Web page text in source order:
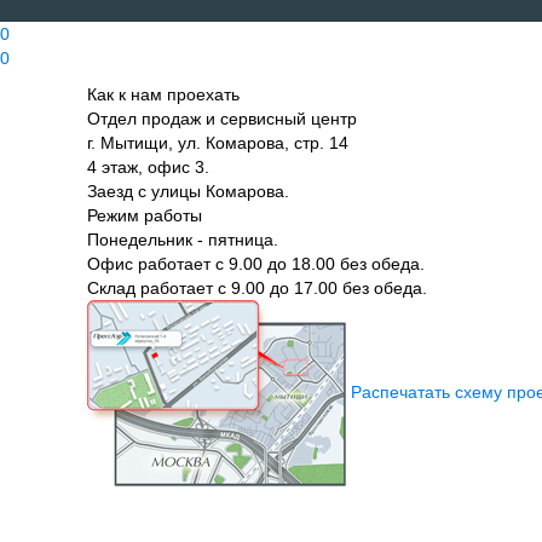
0
0
Как к нам проехать
Отдел продаж и сервисный центр
г. Мытищи, ул. Комарова, стр. 14
4 этаж, офис 3.
Заезд с улицы Комарова.
Режим работы
Понедельник - пятница.
Офис работает с 9.00 до 18.00 без обеда.
Склад работает с 9.00 до 17.00 без обеда.
Распечатать схему